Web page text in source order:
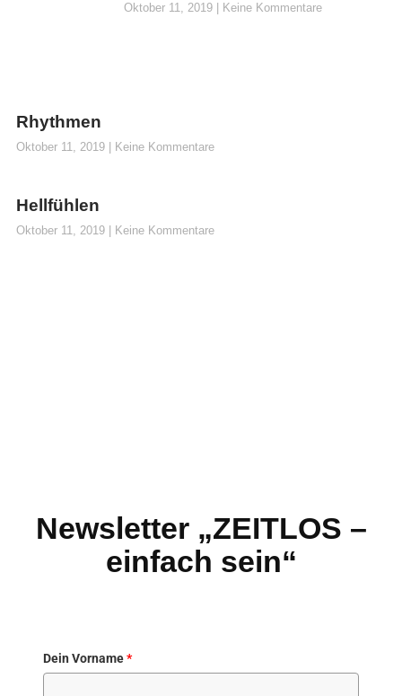
Oktober 11, 2019 Keine Kommentare
Rhythmen
Oktober 11, 2019 Keine Kommentare
Hellfühlen
Oktober 11, 2019 Keine Kommentare
Newsletter „ZEITLOS –
einfach sein“
Dein Vorname*